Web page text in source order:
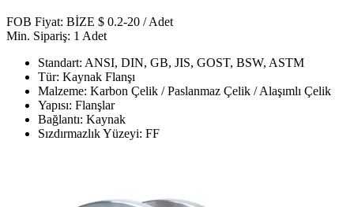
FOB Fiyat: BİZE $ 0.2-20 / Adet
Min. Sipariş: 1 Adet
Standart: ANSI, DIN, GB, JIS, GOST, BSW, ASTM
Tür: Kaynak Flanşı
Malzeme: Karbon Çelik / Paslanmaz Çelik / Alaşımlı Çelik
Yapısı: Flanşlar
Bağlantı: Kaynak
Sızdırmazlık Yüzeyi: FF